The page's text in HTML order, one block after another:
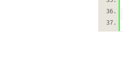
36.
37.